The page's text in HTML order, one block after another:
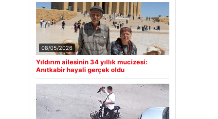
08/05/2026
Yıldırım ailesinin 34 yıllık mucizesi:
Anıtkabir hayali gerçek oldu